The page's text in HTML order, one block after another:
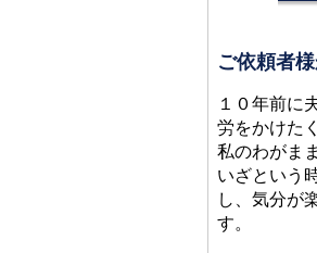
ご依頼者
１０年前に
労をかけた
私のわがま
いざという
し、気分が
す。